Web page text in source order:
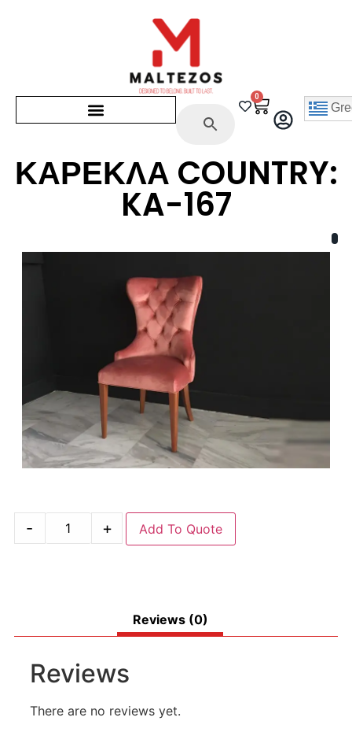
0
ΚΑΡΕΚΛΑ COUNTRY:
KA-167
- + Add To Quote
Reviews (0)
Reviews
There are no reviews yet.